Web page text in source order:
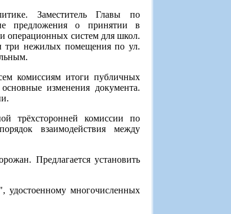
Заместитель Главы по
предложения о принятии в
операционных систем для школ.
три нежилых помещения по ул.
комиссиям итоги публичных
изменения документа.
трёхсторонней комиссии по
взаимодействия между
Предлагается установить
многочисленных